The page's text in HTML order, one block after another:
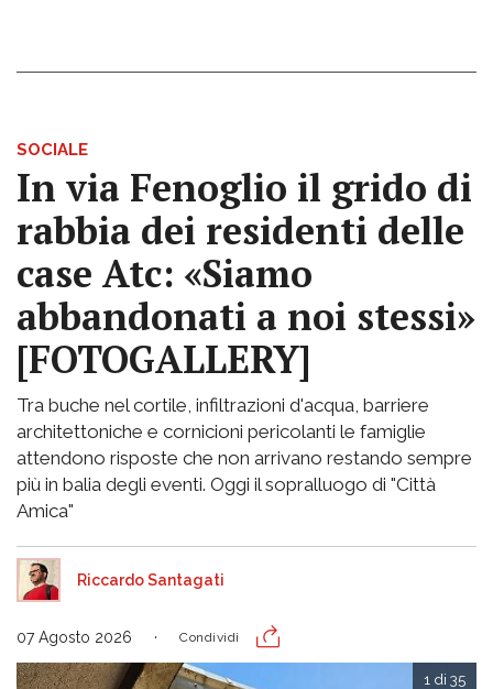
SOCIALE
In via Fenoglio il grido di
rabbia dei residenti delle
case Atc: «Siamo
abbandonati a noi stessi»
[FOTOGALLERY]
Tra buche nel cortile, infiltrazioni d'acqua, barriere
architettoniche e cornicioni pericolanti le famiglie
attendono risposte che non arrivano restando sempre
più in balia degli eventi. Oggi il sopralluogo di "Città
Amica"
Riccardo Santagati
07 Agosto 2026 Condividi
1 di 35